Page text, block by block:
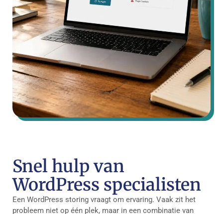
Snel hulp van
WordPress specialisten
Een WordPress storing vraagt om ervaring. Vaak zit het
probleem niet op één plek, maar in een combinatie van